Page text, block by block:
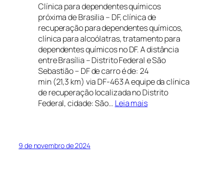
Clínica para dependentes químicos
próxima de Brasilia – DF, clínica de
recuperação para dependentes químicos,
clínica para alcoólatras, tratamento para
dependentes químicos no DF. A distância
entre Brasília – Distrito Federal e São
Sebastião – DF de carro é de: 24
min (21,3 km) via DF-463 A equipe da clínica
de recuperação localizada no Distrito
Federal, cidade: São… Leia mais:
9 de novembro de 2024